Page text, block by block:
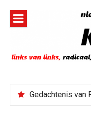
inhoud